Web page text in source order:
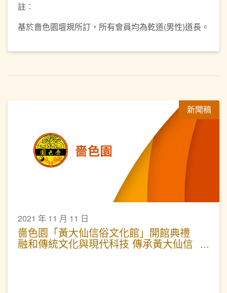
註︰
基於嗇色園壇規所訂，所有會員均為乾道(男性)道長。
新聞稿
2021 年 11 月 11 日
嗇色園「黃大仙信俗文化館」開館典禮
融和傳統文化與現代科技 傳承黃大仙信